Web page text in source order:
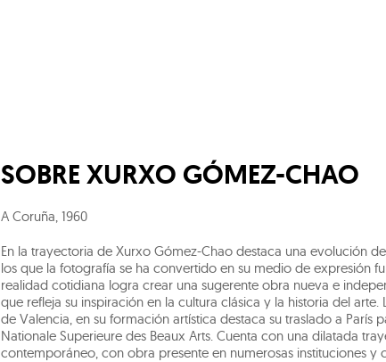
SOBRE XURXO GÓMEZ-CHAO
A Coruña, 1960
En la trayectoria de Xurxo Gómez-Chao destaca una evolución
los que la fotografía se ha convertido en su medio de expresión
realidad cotidiana logra crear una sugerente obra nueva e
que refleja su inspiración en la cultura clásica y la historia del
de Valencia, en su formación artística destaca su traslado a París
Nationale Superieure des Beaux Arts. Cuenta con una dilatada
contemporáneo, con obra presente en numerosas instituciones